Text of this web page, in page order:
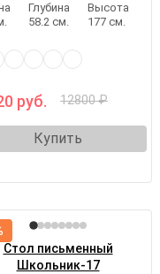
Глубина
58.2 см.
Высота
177 см.
руб. 12800 ₽
Купить
Стол письменный
Школьник-17